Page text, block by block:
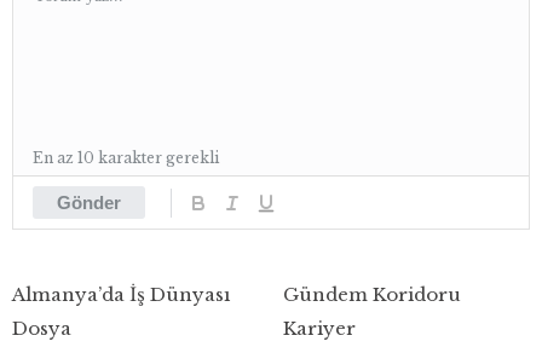
Gönder
En az 10 karakter gerekli
Almanya’da İş Dünyası
Dosya
Gündem Koridoru
Kariyer